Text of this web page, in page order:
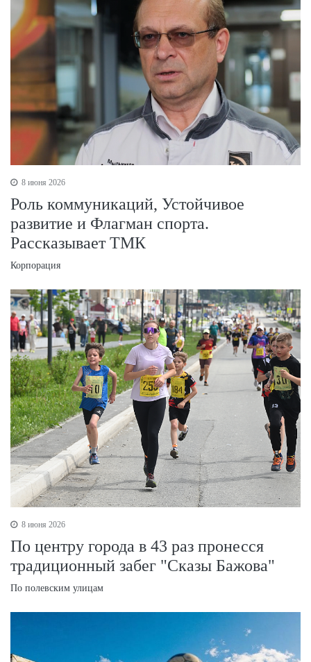
8 июня 2026
Роль коммуникаций, Устойчивое
развитие и Флагман спорта.
Рассказывает ТМК
Корпорация
8 июня 2026
По центру города в 43 раз пронесся
традиционный забег "Сказы Бажова"
По полевским улицам